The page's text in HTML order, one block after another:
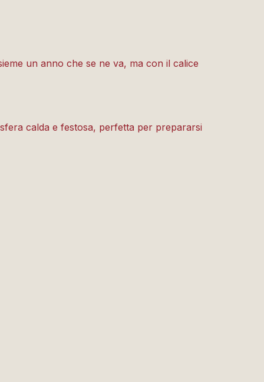
un anno che se ne va, ma con il calice
calda e festosa, perfetta per prepararsi